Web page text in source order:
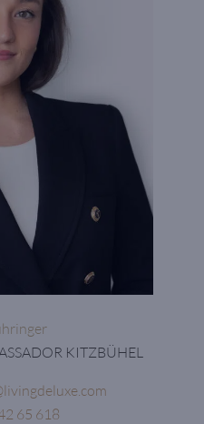
KITZBÜHEL
65 618